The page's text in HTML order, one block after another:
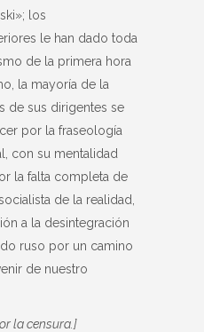
los
le han dado toda
de la primera hora
la mayoría de la
de sus dirigentes se
por la fraseología
con su mentalidad
la falta completa de
de la realidad,
a la desintegración
ruso por un camino
de nuestro
la censura.]